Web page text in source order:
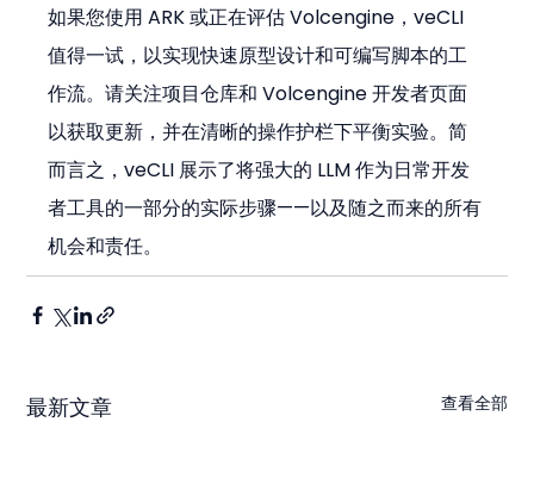
如果您使用 ARK 或正在评估 Volcengine，veCLI
值得一试，以实现快速原型设计和可编写脚本的工
作流。请关注项目仓库和 Volcengine 开发者页面
以获取更新，并在清晰的操作护栏下平衡实验。简
而言之，veCLI 展示了将强大的 LLM 作为日常开发
者工具的一部分的实际步骤——以及随之而来的所有
机会和责任。
最新文章 查看全部